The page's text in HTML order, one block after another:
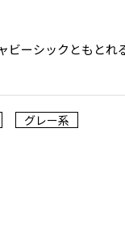
ーシックともとれ
グレー系